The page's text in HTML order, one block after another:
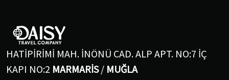
HATİPİRİMİ MAH. İNÖNÜ CAD. ALP APT. NO:7 İÇ
KAPI NO:2 MARMARİS/ MUĞLA